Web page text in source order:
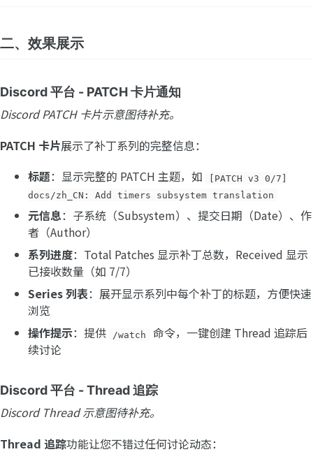
二、效果展示
Discord 平台 - PATCH 卡片通知
Discord PATCH 卡片示意图待补充。
PATCH 卡片展示了补丁系列的完整信息：
标题：显示完整的 PATCH 主题，如
[PATCH v3 0/7]
docs/zh_CN: Add timers subsystem translation
元信息：子系统（Subsystem）、提交日期（Date）、作
者（Author）
系列进度：Total Patches 显示补丁总数，Received 显示
已接收数量（如 7/7）
Series 列表：展开显示系列中每个补丁的标题，方便快速
浏览
操作提示：提供 /watch
命令，一键创建 Thread 追踪后
续讨论
Discord 平台 - Thread 追踪
Discord Thread 示意图待补充。
Thread 追踪功能让您不错过任何讨论动态：